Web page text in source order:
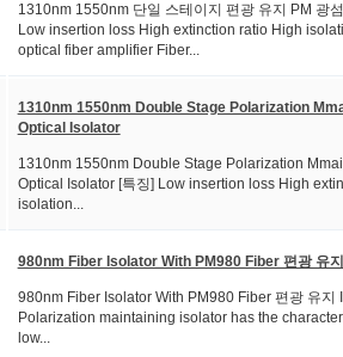
1310nm 1550nm 단일 스테이지 편광 유지 PM 광
Low insertion loss High extinction ratio High
optical fiber amplifier Fiber...
1310nm 1550nm Double Stage Polarization
Optical Isolator
1310nm 1550nm Double Stage Polarization
Optical Isolator [특징] Low insertion loss High
isolation...
980nm Fiber Isolator With PM980 Fiber 편광 유
980nm Fiber Isolator With PM980 Fiber 편광 유지
Polarization maintaining isolator has the
low...